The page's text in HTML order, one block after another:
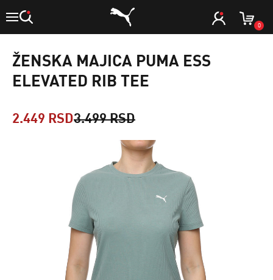
0
ŽENSKA MAJICA PUMA ESS
ELEVATED RIB TEE
2.449 RSD3.499 RSD